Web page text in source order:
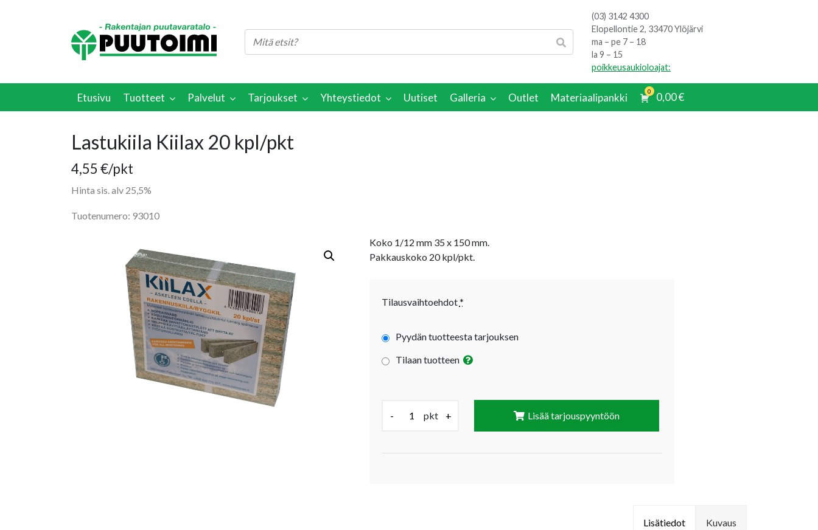
(03) 3142 4300
Elopellontie 2, 33470 Ylöjärvi
ma – pe 7 – 18
la 9 – 15
poikkeusaukioloajat:
Etusivu Tuotteet Palvelut Tarjoukset Yhteystiedot Uutiset Galleria Outlet Materiaalipankki 0 0,00€
Lastukiila Kiilax 20 kpl/pkt
4,55 €/pkt
Hinta sis. alv 25,5%
Tuotenumero: 93010
Koko 1/12 mm 35 x 150 mm.
Pakkauskoko 20 kpl/pkt.
Tilausvaihtoehdot*
Pyydän tuotteesta tarjouksen
Tilaan tuotteen
- pkt + Lisää tarjouspyyntöön
Kuvaus
Lisätiedot